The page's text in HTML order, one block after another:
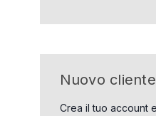
Nuovo
Crea il tuo account